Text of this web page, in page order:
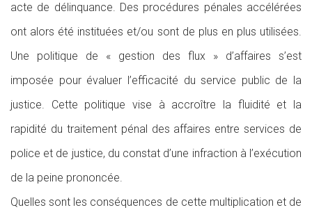
acte de délinquance. Des procédures pénales accélérées
ont alors été instituées et/ou sont de plus en plus utilisées.
Une politique de « gestion des flux » d’affaires s’est
imposée pour évaluer l’efficacité du service public de la
justice. Cette politique vise à accroître la fluidité et la
rapidité du traitement pénal des affaires entre services de
police et de justice, du constat d’une infraction à l’exécution
de la peine prononcée.
Quelles sont les conséquences de cette multiplication et de